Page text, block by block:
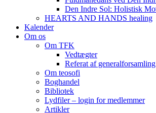
Den Indre Sol: Holistisk
HEARTS AND HANDS healing
Kalender
Om os
Om TFK
Vedtægter
Referat af generalforsamling
Om teosofi
Boghandel
Bibliotek
Lydfiler – login for medlemmer
Artikler